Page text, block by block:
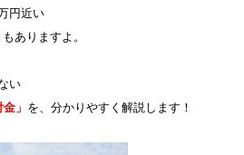
円近い
ありますよ。
い
」 を、分かりやすく解説します！